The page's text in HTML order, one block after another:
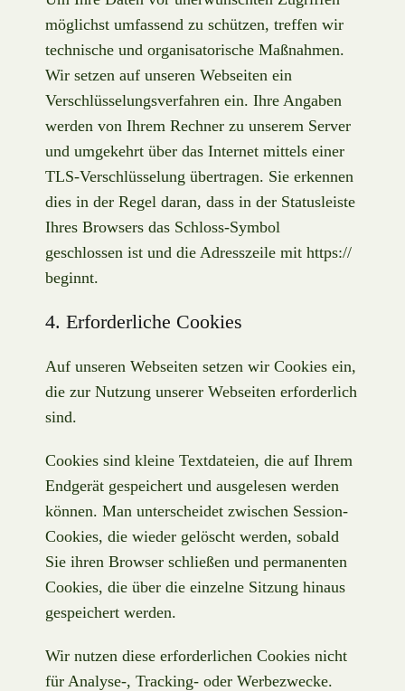
möglichst umfassend zu schützen, treffen wir
technische und organisatorische Maßnahmen.
Wir setzen auf unseren Webseiten ein
Verschlüsselungsverfahren ein. Ihre Angaben
werden von Ihrem Rechner zu unserem Server
und umgekehrt über das Internet mittels einer
TLS-Verschlüsselung übertragen. Sie erkennen
dies in der Regel daran, dass in der Statusleiste
Ihres Browsers das Schloss-Symbol
geschlossen ist und die Adresszeile mit https://
beginnt.
4. Erforderliche Cookies
Auf unseren Webseiten setzen wir Cookies ein,
die zur Nutzung unserer Webseiten erforderlich
sind.
Cookies sind kleine Textdateien, die auf Ihrem
Endgerät gespeichert und ausgelesen werden
können. Man unterscheidet zwischen Session-
Cookies, die wieder gelöscht werden, sobald
Sie ihren Browser schließen und permanenten
Cookies, die über die einzelne Sitzung hinaus
gespeichert werden.
Wir nutzen diese erforderlichen Cookies nicht
für Analyse-, Tracking- oder Werbezwecke.